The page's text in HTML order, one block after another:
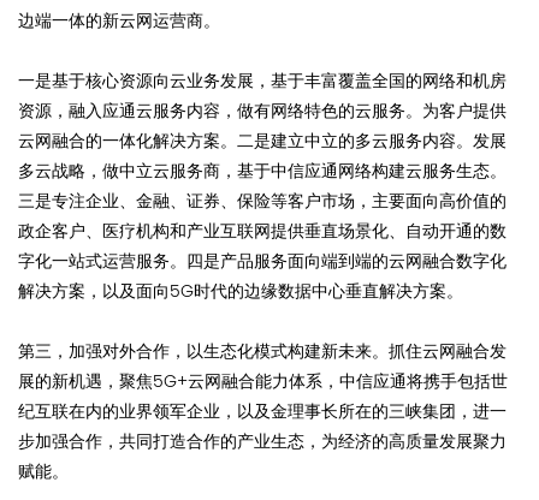
边端一体的新云网运营商。
一是基于核心资源向云业务发展，基于丰富覆盖全国的网络和机房
资源，融入应通云服务内容，做有网络特色的云服务。为客户提供
云网融合的一体化解决方案。二是建立中立的多云服务内容。发展
多云战略，做中立云服务商，基于中信应通网络构建云服务生态。
三是专注企业、金融、证券、保险等客户市场，主要面向高价值的
政企客户、医疗机构和产业互联网提供垂直场景化、自动开通的数
字化一站式运营服务。四是产品服务面向端到端的云网融合数字化
解决方案，以及面向5G时代的边缘数据中心垂直解决方案。
第三，加强对外合作，以生态化模式构建新未来。抓住云网融合发
展的新机遇，聚焦5G+云网融合能力体系，中信应通将携手包括世
纪互联在内的业界领军企业，以及金理事长所在的三峡集团，进一
步加强合作，共同打造合作的产业生态，为经济的高质量发展聚力
赋能。